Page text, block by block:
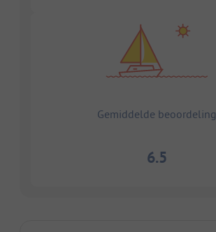
Gemiddelde beoordeling
6.5